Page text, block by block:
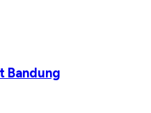
Bandung